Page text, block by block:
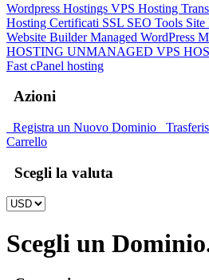
Wordpress Hostings VPS Hosting
Hosting Certificati SSL SEO Tools
Website BuilderManaged WordPress
HOSTING UNMANAGED VPS
Fast cPanel hosting
Azioni
Registra un Nuovo Dominio
Carrello
Scegli la valuta
Scegli un